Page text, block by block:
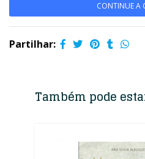
CONTINUE A
Partilhar:
Também pode